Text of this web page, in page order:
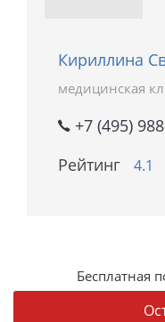
Кириллина
медицинская
+7 (495)
Рейтинг
4.1
Бесплатная